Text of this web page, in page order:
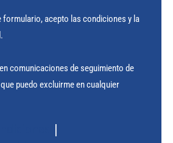
formulario, acepto las condiciones y la
comunicaciones de seguimiento de
puedo excluirme en cualquier
|